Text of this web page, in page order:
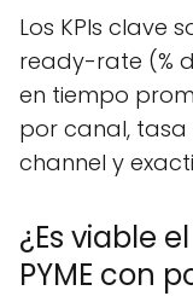
Los KPIs clave
ready-rate (%
en tiempo
por canal, tasa
channel y
¿Es viable
PYME con